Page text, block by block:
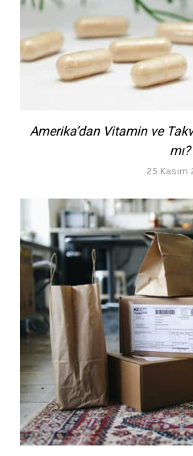
Amerika’dan Vitamin ve
mı?
25 Kasım